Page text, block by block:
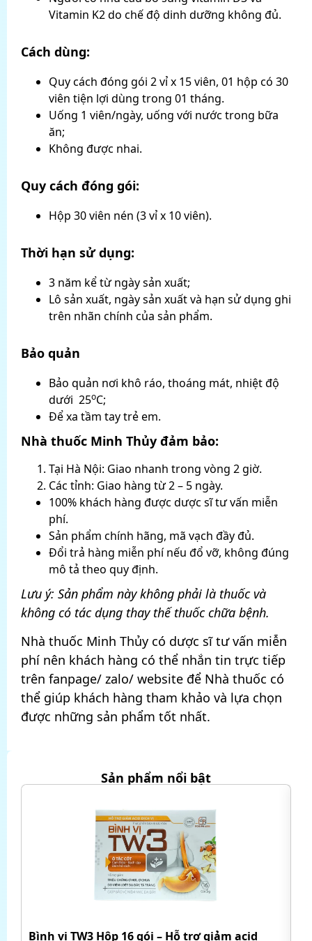
Vitamin K2 do chế độ dinh dưỡng không đủ.
Cách dùng:
Quy cách đóng gói 2 vỉ x 15 viên, 01 hộp có 30
viên tiện lợi dùng trong 01 tháng.
Uống 1 viên/ngày, uống với nước trong bữa
ăn;
Không được nhai.
Quy cách đóng gói:
Hộp 30 viên nén (3 vỉ x 10 viên).
Thời hạn sử dụng:
3 năm kể từ ngày sản xuất;
Lô sản xuất, ngày sản xuất và hạn sử dụng ghi
trên nhãn chính của sản phẩm.
Bảo quản
Bảo quản nơi khô ráo, thoáng mát, nhiệt độ
dưới 25oC;
Để xa tầm tay trẻ em.
Nhà thuốc Minh Thủy đảm bảo:
Tại Hà Nội: Giao nhanh trong vòng 2 giờ.
Các tỉnh: Giao hàng từ 2 – 5 ngày.
100% khách hàng được dược sĩ tư vấn miễn
phí.
Sản phẩm chính hãng, mã vạch đầy đủ.
Đổi trả hàng miễn phí nếu đổ vỡ, không đúng
mô tả theo quy định.
Lưu ý: Sản phẩm này không phải là thuốc và
không có tác dụng thay thế thuốc chữa bệnh.
Nhà thuốc Minh Thủy có dược sĩ tư vấn miễn
phí nên khách hàng có thể nhắn tin trực tiếp
trên fanpage/ zalo/ website để Nhà thuốc có
thể giúp khách hàng tham khảo và lựa chọn
được những sản phẩm tốt nhất.
Sản phẩm nổi bật
Bình vị TW3 Hộp 16 gói – Hỗ trợ giảm acid